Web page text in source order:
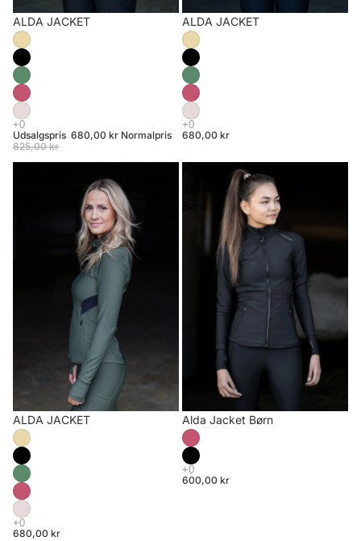
Udsalg
ALDA JACKET
Udsalgspris 680,00 kr Normalpris
825,00 kr
ALDA JACKET
680,00 kr
ALDA JACKET
680,00 kr
Alda Jacket Børn
600,00 kr